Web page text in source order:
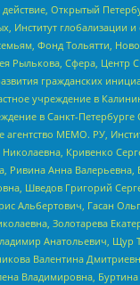
Открытый
Институт
Фонд Тольятти,
Сфера,
гражданских
учреждение в
в Санкт-
МЕМО. РУ,
Николаевна,
Ривина Анна
Шведов Григорий
Альбертович, Гасан
Золотарева
Анатольевич,
Валентина
Владимировна,